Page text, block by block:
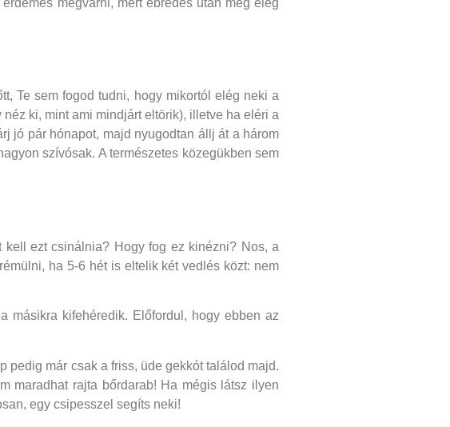
megvárni, mert ébredés után még elég
Te sem fogod tudni, hogy mikortól elég neki a
ki, mint ami mindjárt eltörik), illetve ha eléri a
jó pár hónapot, majd nyugodtan állj át a három
szívósak. A természetes közegükben sem
kell ezt csinálnia? Hogy fog ez kinézni? Nos, a
ha 5-6 hét is eltelik két vedlés közt: nem
másikra kifehéredik. Előfordul, hogy ebben az
pedig már csak a friss, üde gekkót találod majd.
maradhat rajta bőrdarab! Ha mégis látsz ilyen
egy csipesszel segíts neki!